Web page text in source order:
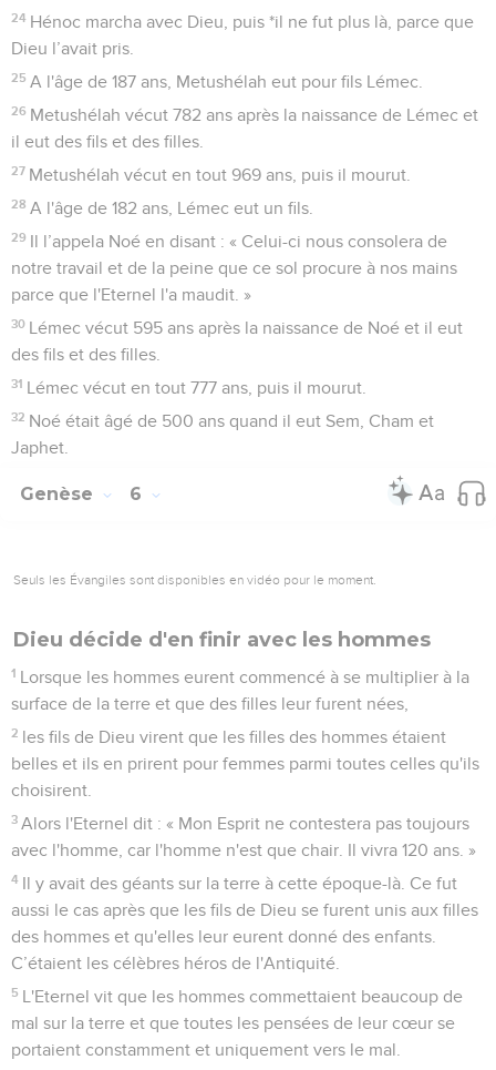
24 Hénoc marcha avec Dieu, puis *il ne fut plus là, parce que
Dieu l’avait pris.
25 A l'âge de 187 ans, Metushélah eut pour fils Lémec.
26 Metushélah vécut 782 ans après la naissance de Lémec et
il eut des fils et des filles.
27 Metushélah vécut en tout 969 ans, puis il mourut.
28 A l'âge de 182 ans, Lémec eut un fils.
29 Il l’appela Noé en disant : « Celui-ci nous consolera de
notre travail et de la peine que ce sol procure à nos mains
parce que l'Eternel l'a maudit. »
30 Lémec vécut 595 ans après la naissance de Noé et il eut
des fils et des filles.
31 Lémec vécut en tout 777 ans, puis il mourut.
32 Noé était âgé de 500 ans quand il eut Sem, Cham et
Japhet.
Genèse 6
Seuls les Évangiles sont disponibles en vidéo pour le moment.
Dieu décide d'en finir avec les hommes
1 Lorsque les hommes eurent commencé à se multiplier à la
surface de la terre et que des filles leur furent nées,
2 les fils de Dieu virent que les filles des hommes étaient
belles et ils en prirent pour femmes parmi toutes celles qu'ils
choisirent.
3 Alors l'Eternel dit : « Mon Esprit ne contestera pas toujours
avec l'homme, car l'homme n'est que chair. Il vivra 120 ans. »
4 Il y avait des géants sur la terre à cette époque-là. Ce fut
aussi le cas après que les fils de Dieu se furent unis aux filles
des hommes et qu'elles leur eurent donné des enfants.
C’étaient les célèbres héros de l'Antiquité.
5 L'Eternel vit que les hommes commettaient beaucoup de
mal sur la terre et que toutes les pensées de leur cœur se
portaient constamment et uniquement vers le mal.